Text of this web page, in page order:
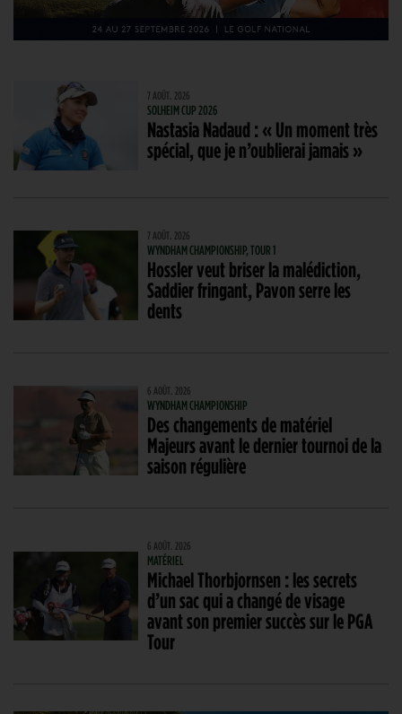
7 AOÛT. 2026
SOLHEIM CUP 2026
Nastasia Nadaud : « Un moment très
spécial, que je n’oublierai jamais »
7 AOÛT. 2026
WYNDHAM CHAMPIONSHIP, TOUR 1
Hossler veut briser la malédiction,
Saddier fringant, Pavon serre les
dents
6 AOÛT. 2026
WYNDHAM CHAMPIONSHIP
Des changements de matériel
Majeurs avant le dernier tournoi de la
saison régulière
6 AOÛT. 2026
MATÉRIEL
Michael Thorbjornsen : les secrets
d’un sac qui a changé de visage
avant son premier succès sur le PGA
Tour